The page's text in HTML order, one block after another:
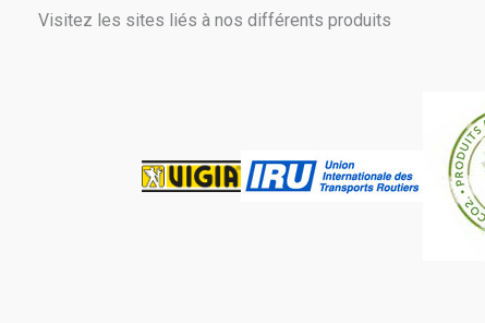
Visitez les sites liés à nos différents produits